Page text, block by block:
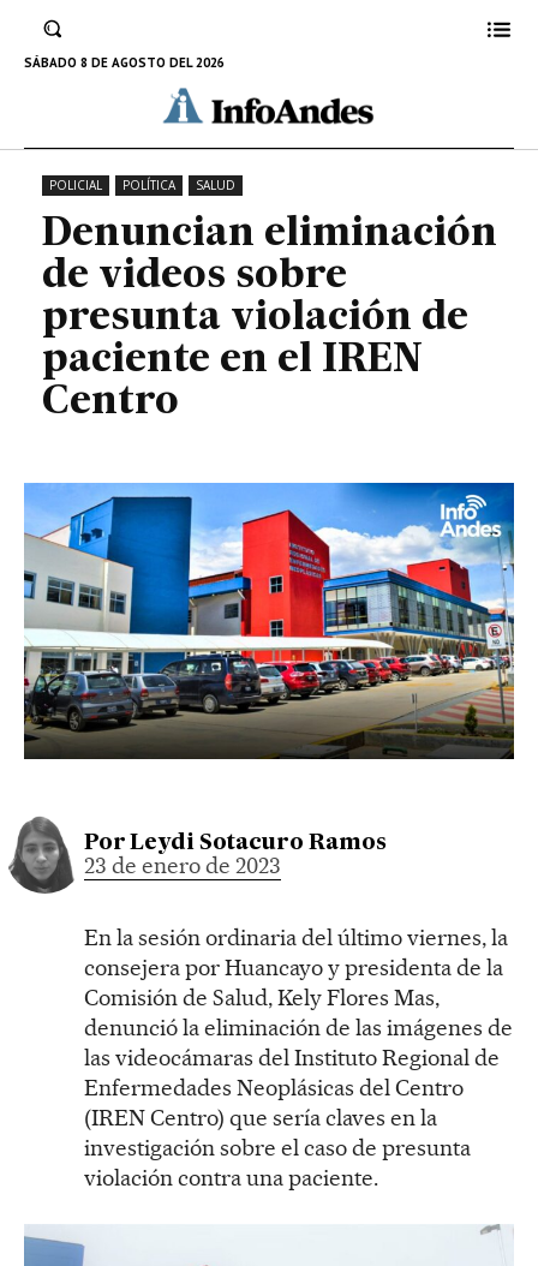
SÁBADO 8 DE AGOSTO DEL 2026
paciente en el IREN Centro
23 DE ENERO DE 2023
POLICIAL POLÍTICA SALUD
Denuncian eliminación
de videos sobre
presunta violación de
paciente en el IREN
Centro
Por Leydi Sotacuro Ramos
23 de enero de 2023
En la sesión ordinaria del último viernes, la
consejera por Huancayo y presidenta de la
Comisión de Salud, Kely Flores Mas,
denunció la eliminación de las imágenes de
las videocámaras del Instituto Regional de
Enfermedades Neoplásicas del Centro
(IREN Centro) que sería claves en la
investigación sobre el caso de presunta
violación contra una paciente.